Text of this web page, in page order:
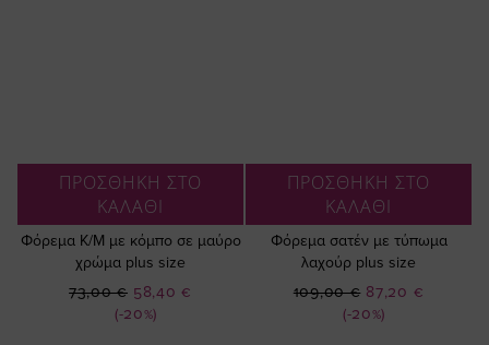
ΠΡΟΣΘΗΚΗ ΣΤΟ
ΚΑΛΑΘΙ
Φόρεμα K/M με κόμπο σε μαύρο
χρώμα plus size
(-20%)
Ειδική
Τιμή
58,40 €
73,00 €
ΠΡΟΣΘΗΚΗ ΣΤΟ
ΚΑΛΑΘΙ
Φόρεμα σατέν με τύπωμα
λαχούρ plus size
(-20%)
Ειδική
Τιμή
87,20 €
109,00 €